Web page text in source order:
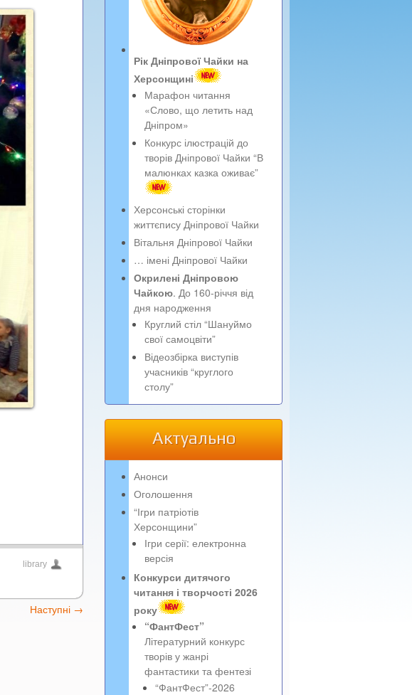
library
Наступні →
Рік Дніпрової Чайки на
Херсонщині
Марафон читання
«Слово, що летить над
Дніпром»
Конкурс ілюстрацій до
творів Дніпрової Чайки “В
малюнках казка оживає”
Херсонські сторінки
життєпису Дніпрової Чайки
Вітальня Дніпрової Чайки
… імені Дніпрової Чайки
Окрилені Дніпровою
Чайкою. До 160-річчя від
дня народження
Круглий стіл “Шануймо
свої самоцвіти”
Відеозбірка виступів
учасників “круглого
столу”
Актуально
Анонси
Оголошення
“Ігри патріотів
Херсонщини”
Ігри серії: електронна
версія
Конкурси дитячого
читання і творчості 2026
року
“ФантФест”
Літературний конкурс
творів у жанрі
фантастики та фентезі
“ФантФест”-2026